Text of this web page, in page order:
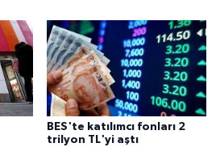
BES'te katılımcı fonları 2
trilyon TL'yi aştı